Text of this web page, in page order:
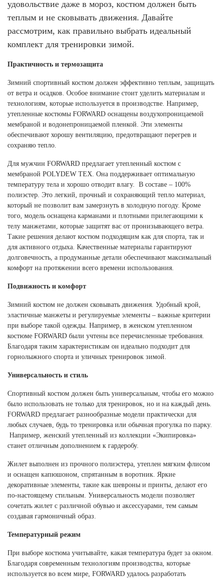
Ставропольский край (5)
Томская область (1)
Тульская область (1)
Тюменская область (3)
Хакасия (1)
Челябинская область (2)
Ямало-Ненецкий автономный округ (1)
Ярославская область (1)
удовольствие даже в мороз, костюм должен быть
теплым и не сковывать движения. Давайте
рассмотрим, как правильно выбрать идеальный
комплект для тренировки зимой.
Практичность и термозащита
Зимний спортивный костюм должен эффективно теплым, защищать
от ветра и осадков. Особое внимание стоит уделить материалам и
технологиям, которые используется в производстве. Например,
утепленные костюмы FORWARD оснащены воздухопроницаемой
мембраной и водонепроницаемой пленкой. Эти элементы
обеспечивают хорошу вентиляцию, предотвращают перегрев и
сохраняю тепло.
Для мужчин FORWARD предлагает утепленный костюм с
мембраной POLYDEW TEX. Она поддерживает оптимальную
температуру тела и хорошо отводит влагу. В составе – 100%
полиэстер. Это легкий, прочный и сохраняющий тепло материал,
который не позволит вам замерзнуть в холодную погоду. Кроме
того, модель оснащена карманами и плотными прилегающими к
телу манжетами, которые защитят вас от пронизывающего ветра.
Такие решения делают костюм подходящим как для спорта, так и
для активного отдыха. Качественные материалы гарантируют
долговечность, а продуманные детали обеспечивают максимальный
комфорт на протяжении всего времени использования.
Подвижность и комфорт
Зимний костюм не должен сковывать движения. Удобный крой,
эластичные манжеты и регулируемые элементы – важные критерии
при выборе такой одежды. Например, в женском утепленном
костюме FORWARD были учтены все перечисленные требования.
Благодаря таким характеристикам он идеально подходит для
горнолыжного спорта и уличных тренировок зимой.
Универсальность и стиль
Спортивный костюм должен быть универсальным, чтобы его можно
было использовать не только для тренировок, но и на каждый день.
FORWARD предлагает разнообразные модели практически для
любых случаев, будь то тренировка или обычная прогулка по парку.
Например, женский утепленный из коллекции «Экипировка»
станет отличным дополнением к гардеробу.
Жилет выполнен из прочного полиэстера, утеплен мягким флисом
и оснащен капюшоном, спрятанным в воротник. Яркие
декоративные элементы, такие как шевроны и принты, делают его
по-настоящему стильным. Универсальность модели позволяет
сочетать жилет с различной обувью и аксессуарами, тем самым
создавая гармоничный образ.
Температурный режим
При выборе костюма учитывайте, какая температура будет за окном.
Благодаря современным технологиям производства, которые
используется во всем мире, FORWARD удалось разработать